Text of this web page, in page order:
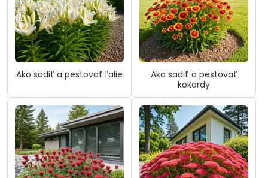
Ako sadiť a pestovať ľalie
Ako sadiť a pestovať
kokardy